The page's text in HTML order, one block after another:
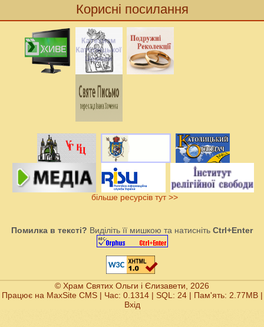
Корисні посилання
більше ресурсів тут >>
Помилка в тексті? Виділіть її мишкою та натисніть Ctrl+Enter
© Храм Святих Ольги і Єлизавети, 2026
Працює на MaxSite CMS| Час: 0.1314 | SQL: 24 | Пам'ять: 2.77MB|
Вхід